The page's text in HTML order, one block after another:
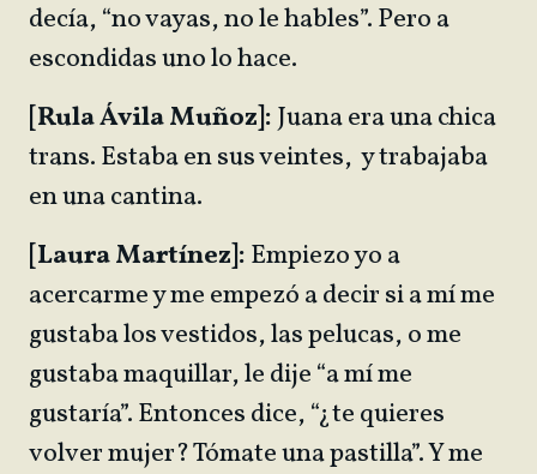
decía, “no vayas, no le hables”. Pero a
escondidas uno lo hace.
[Rula Ávila Muñoz]:Juana era una chica
trans. Estaba en sus veintes, y trabajaba
en una cantina.
[Laura Martínez]:Empiezo yo a
acercarme y me empezó a decir si a mí me
gustaba los vestidos, las pelucas, o me
gustaba maquillar, le dije “a mí me
gustaría”. Entonces dice, “¿te quieres
volver mujer? Tómate una pastilla”. Y me